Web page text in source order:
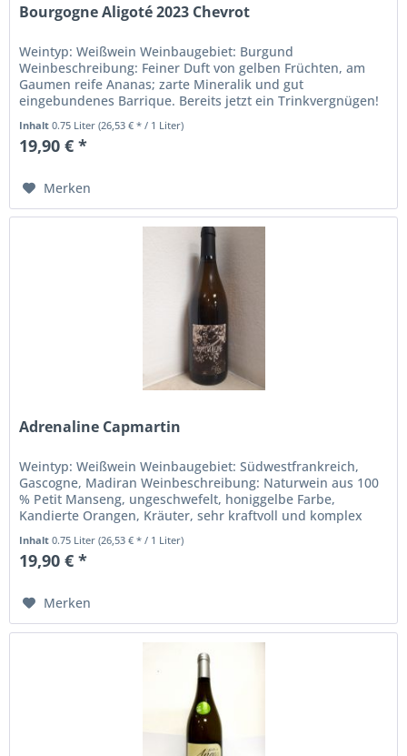
Bourgogne Aligoté 2023 Chevrot
Weintyp: Weißwein Weinbaugebiet: Burgund
Weinbeschreibung: Feiner Duft von gelben Früchten, am
Gaumen reife Ananas; zarte Mineralik und gut
eingebundenes Barrique. Bereits jetzt ein Trinkvergnügen!
Inhalt0.75 Liter(26,53 € * / 1 Liter)
19,90 € *
Merken
Adrenaline Capmartin
Weintyp: Weißwein Weinbaugebiet: Südwestfrankreich,
Gascogne, Madiran Weinbeschreibung: Naturwein aus 100
% Petit Manseng, ungeschwefelt, honiggelbe Farbe,
Kandierte Orangen, Kräuter, sehr kraftvoll und komplex
Rebsorten: 100 % Petit...
Inhalt0.75 Liter(26,53 € * / 1 Liter)
19,90 € *
Merken